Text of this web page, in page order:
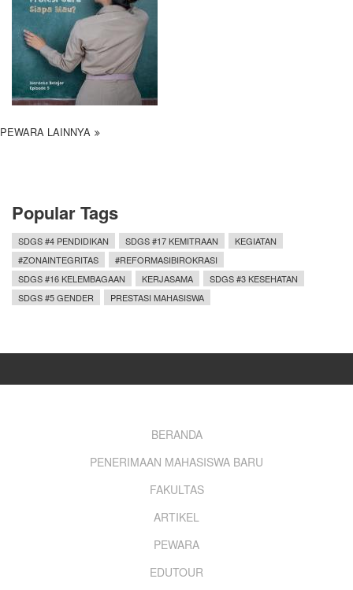
PEWARA LAINNYA
Popular Tags
SDGS #4 PENDIDIKAN SDGS #17 KEMITRAAN
KEGIATAN
#ZONAINTEGRITAS
#REFORMASIBIROKRASI
SDGS #16 KELEMBAGAAN
KERJASAMA
SDGS #3 KESEHATAN
SDGS #5 GENDER
PRESTASI MAHASISWA
BERANDA
PENERIMAAN MAHASISWA BARU
FAKULTAS
ARTIKEL
PEWARA
EDUTOUR